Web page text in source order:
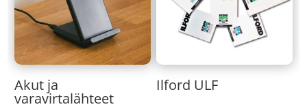
Akut ja
varavirtalähteet
Ilford ULF